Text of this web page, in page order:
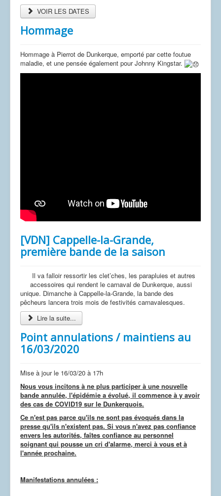
VOIR LES DATES
Hommage
Hommage à Pierrot de Dunkerque, emporté par cette foutue
maladie, et une pensée également pour Johnny Kingstar.
[VDN] Cappelle-la-Grande,
première bande de la saison
Il va falloir ressortir les clet’ches, les parapluies et autres
accessoires qui rendent le carnaval de Dunkerque, aussi
unique. Dimanche à Cappelle-la-Grande, la bande des
pêcheurs lancera trois mois de festivités carnavalesques.
Lire la suite...
Point annulations / maintiens au
16/03/2020
Mise à jour le 16/03/20 à 17h
Nous vous incitons à ne plus participer à une nouvelle
bande annulée, l'épidémie a évolué, il commence à y avoir
des cas de COVID19 sur le Dunkerquois.
Ce n'est pas parce qu'ils ne sont pas évoqués dans la
presse qu'ils n'existent pas. Si vous n'avez pas confiance
envers les autorités, faîtes confiance au personnel
soignant qui pousse un cri d'alarme, merci à vous et à
l'année prochaine.
Manifestations annulées :